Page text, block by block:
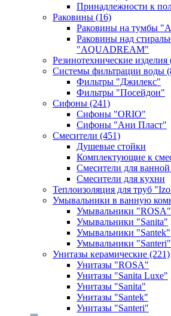
Принадлежности к
Раковины (16)
Раковины на тумбы
Раковины над
"AQUADREAM"
Резинотехнические изделия
Системы фильтрации воды
Фильтры "Джилекс"
Фильтры "Посейдон"
Сифоны (241)
Сифоны "ORIO"
Сифоны "Ани Пласт"
Смесители (451)
Душевые стойки
Комплектующие к
Смесители для
Смесители для кухни
Теплоизоляция для труб
Умывальники в ванную
Умывальники "ROSA"
Умывальники "Sanita"
Умывальники "Santek"
Умывальники "Santeri"
Унитазы керамические (221)
Унитазы "ROSA"
Унитазы "Sanita Luxe"
Унитазы "Sanita"
Унитазы "Santek"
Унитазы "Santeri"